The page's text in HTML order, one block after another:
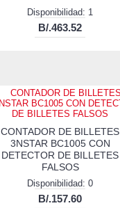
Disponibilidad: 1
B/.463.52
CONTADOR DE BILLETES
3NSTAR BC1005 CON
DETECTOR DE BILLETES
FALSOS
Disponibilidad: 0
B/.157.60